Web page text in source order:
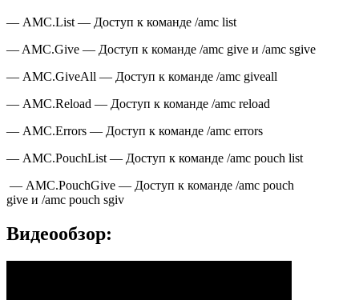
— AMC.List — Доступ к команде /amc list
— AMC.Give — Доступ к команде /amc give и /amc sgive
— AMC.GiveAll — Доступ к команде /amc giveall
— AMC.Reload — Доступ к команде /amc reload
— AMC.Errors — Доступ к команде /amc errors
— AMC.PouchList — Доступ к команде /amc pouch list
— AMC.PouchGive — Доступ к команде /amc pouch
give и /amc pouch sgiv
Видеообзор: